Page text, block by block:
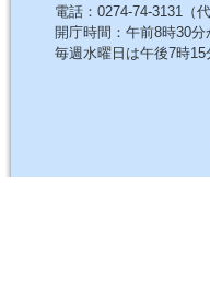
電話：0274-74-3131（
開庁時間：午前8時30
毎週水曜日は午後7時15